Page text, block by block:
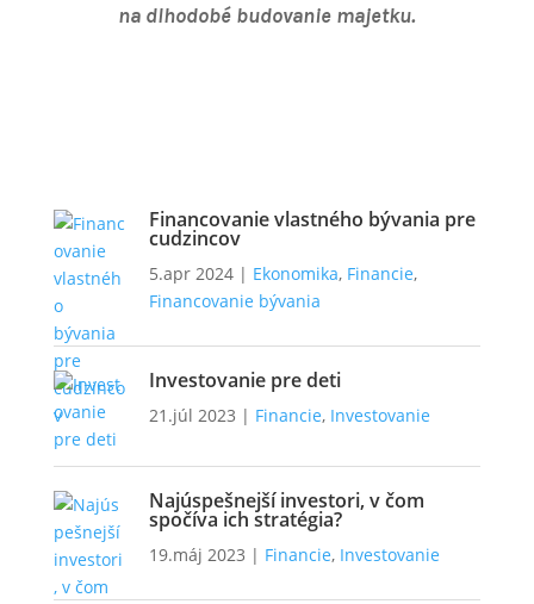
na dlhodobé budovanie majetku.
Financovanie vlastného bývania pre
cudzincov
5.apr 2024| Ekonomika, Financie,
Financovanie bývania
Investovanie pre deti
21.júl 2023 | Financie, Investovanie
Najúspešnejší investori, v čom
spočíva ich stratégia?
19.máj 2023 | Financie, Investovanie